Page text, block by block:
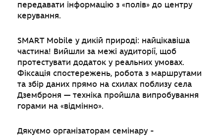
передавати інформацію з «полів» до центру
керування.
SMART Mobile у дикій природі: найцікавіша
частина! Вийшли за межі аудиторії, щоб
протестувати додаток у реальних умовах.
Фіксація спостережень, робота з маршрутами
та збір даних прямо на схилах поблизу села
Дземброня — техніка пройшла випробування
горами на «відмінно».
Дякуємо організаторам семінару -